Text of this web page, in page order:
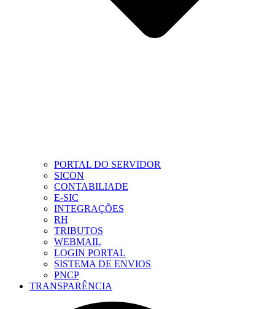
PORTAL DO SERVIDOR
SICON
CONTABILIADE
E-SIC
INTEGRAÇÕES
RH
TRIBUTOS
WEBMAIL
LOGIN PORTAL
SISTEMA DE ENVIOS
PNCP
TRANSPARÊNCIA